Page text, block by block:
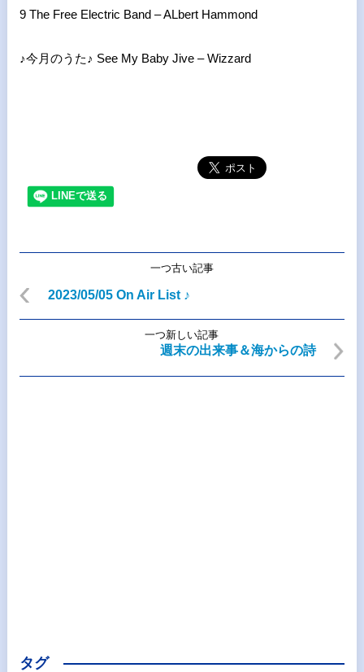
9 The Free Electric Band – ALbert Hammond
♪今月のうた♪ See My Baby Jive – Wizzard
一つ古い記事
2023/05/05 On Air List ♪
一つ新しい記事
週末の出来事＆海からの詩
タグ